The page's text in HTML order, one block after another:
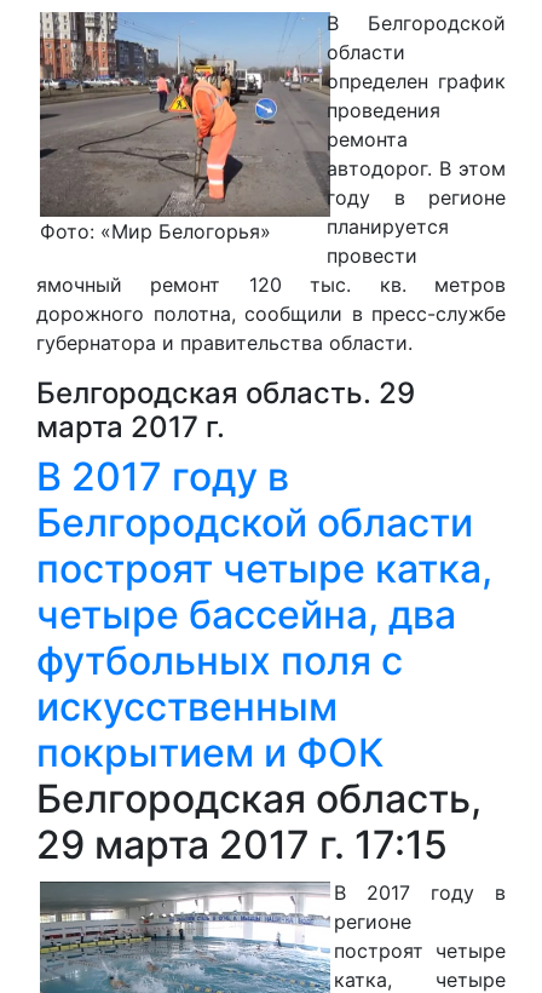
Фото: «Мир Белогорья»
В Белгородской
области
определен график
проведения
ремонта
автодорог. В этом
году в регионе
планируется
провести
ямочный ремонт 120 тыс. кв. метров
дорожного полотна, сообщили в пресс-службе
губернатора и правительства области.
Белгородская область. 29
марта 2017 г.
В 2017 году в
Белгородской области
построят четыре катка,
четыре бассейна, два
футбольных поля с
искусственным
покрытием и ФОК
Белгородская область,
29 марта 2017 г. 17:15
В 2017 году в
регионе
построят четыре
катка, четыре